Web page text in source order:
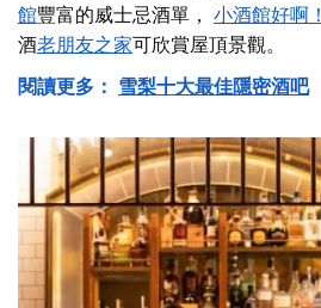
館豐富的威士忌酒單， 小酒館好啊！
酒老朋友之家可欣賞屋頂景觀。
閱讀更多： 雪梨十大最佳隱密酒吧